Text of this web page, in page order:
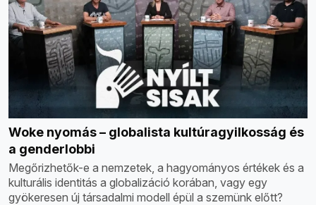
Woke nyomás – globalista kultúragyilkosság és
a genderlobbi
Megőrizhetők-e a nemzetek, a hagyományos értékek és a
kulturális identitás a globalizáció korában, vagy egy
gyökeresen új társadalmi modell épül a szemünk előtt?